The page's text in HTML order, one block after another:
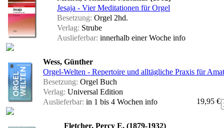
Jesaja - Vier Meditationen für Orgel
Besetzung: Orgel 2hd.
Verlag: Strube
Auslieferbar: innerhalb einer Woche info
Wess, Günther
Orgel-Welten - Repertoire und alltägliche Praxis für
Besetzung: Orgel Buch
Verlag: Universal Edition
Auslieferbar: in 1 bis 4 Wochen info 19,95 €
Fletcher, Percy E. (1879-1932)